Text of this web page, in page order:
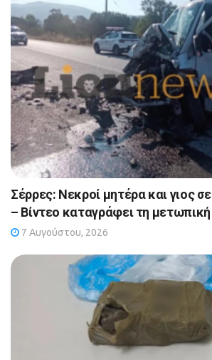
Σέρρες: Νεκροί μητέρα και γιος
– Βίντεο καταγράφει τη
7 Αυγούστου, 2026